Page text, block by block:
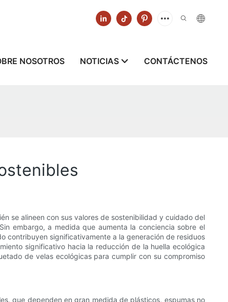
NOSOTROS NOTICIAS CONTÁCTENOS
se alineen con sus valores de sostenibilidad y cuidado del
embargo, a medida que aumenta la conciencia sobre el
contribuyen significativamente a la generación de residuos
significativo hacia la reducción de la huella ecológica
de velas ecológicas para cumplir con su compromiso
que dependen en gran medida de plásticos, espumas no